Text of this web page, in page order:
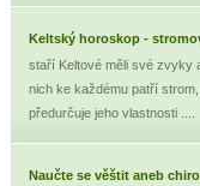
Keltský horoskop -
staří Keltové měli své zvyky
nich ke každému patří
předurčuje jeho vlastnosti ....
Naučte se věštit aneb